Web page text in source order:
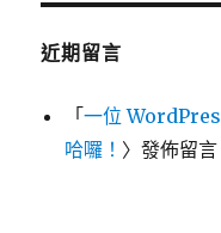
近期留言
「一位
哈囉！ 〉發佈留言